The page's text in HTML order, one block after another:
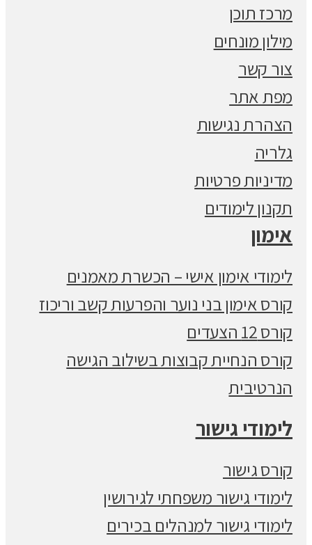
מרכז תוכן
מילון מונחים
צור קשר
מפת אתר
הצהרת נגישות
גלריה
מדיניות פרטיות
תקנון לימודים
אימון
לימודי אימון אישי – הכשרת מאמנים
קורס אימון בני נוער והפרעות קשב וריכוז
קורס 12 הצעדים
קורס הנחיית קבוצות בשילוב הגישה
הנרטיבית
לימודי גישור
קורס גישור
לימודי גישור משפחתי לגירושין
לימודי גישור למנהלים בכירים